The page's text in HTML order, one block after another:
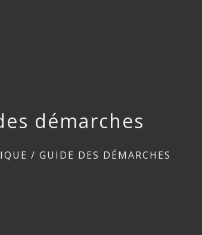
démarches
/GUIDE DES DÉMARCHES